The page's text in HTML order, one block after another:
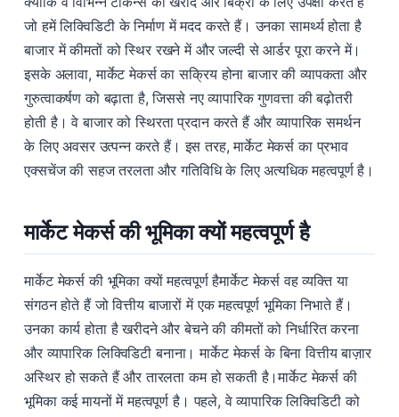
जो हमें लिक्विडिटी के निर्माण में मदद करते हैं। उनका सामर्थ्य होता है
बाजार में कीमतों को स्थिर रखने में और जल्दी से आर्डर पूरा करने में।
इसके अलावा, मार्केट मेकर्स का सक्रिय होना बाजार की व्यापकता और
गुरुत्वाकर्षण को बढ़ाता है, जिससे नए व्यापारिक गुणवत्ता की बढ़ोतरी
होती है। वे बाजार को स्थिरता प्रदान करते हैं और व्यापारिक समर्थन
के लिए अवसर उत्पन्न करते हैं। इस तरह, मार्केट मेकर्स का प्रभाव
एक्सचेंज की सहज तरलता और गतिविधि के लिए अत्यधिक महत्वपूर्ण है।
मार्केट मेकर्स की भूमिका क्यों महत्वपूर्ण है
मार्केट मेकर्स की भूमिका क्यों महत्वपूर्ण हैमार्केट मेकर्स वह व्यक्ति या
संगठन होते हैं जो वित्तीय बाजारों में एक महत्वपूर्ण भूमिका निभाते हैं।
उनका कार्य होता है खरीदने और बेचने की कीमतों को निर्धारित करना
और व्यापारिक लिक्विडिटी बनाना। मार्केट मेकर्स के बिना वित्तीय बाज़ार
अस्थिर हो सकते हैं और तारलता कम हो सकती है।मार्केट मेकर्स की
भूमिका कई मायनों में महत्वपूर्ण है। पहले, वे व्यापारिक लिक्विडिटी को